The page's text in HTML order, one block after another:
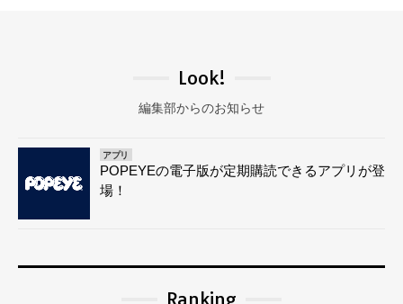
Look!
編集部からのお知らせ
アプリ
POPEYEの電子版が定期購読できるアプリが登
場！
Ranking